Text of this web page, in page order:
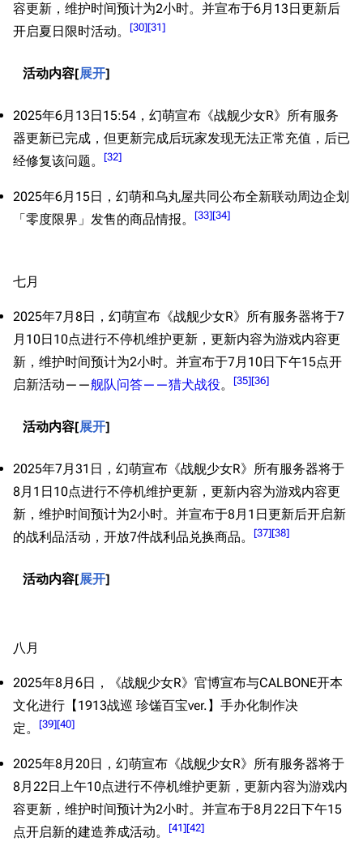
容更新，维护时间预计为2小时。并宣布于6月13日更新后
开启夏日限时活动。
[30][31]
展开
活动内容
2025年6月13日15:54，幻萌宣布《战舰少女R》所有服务
器更新已完成，但更新完成后玩家发现无法正常充值，后已
经修复该问题。
[32]
2025年6月15日，幻萌和乌丸屋共同公布全新联动周边企划
「零度限界」发售的商品情报。
[33][34]
七月
2025年7月8日，幻萌宣布《战舰少女R》所有服务器将于7
月10日10点进行不停机维护更新，更新内容为游戏内容更
新，维护时间预计为2小时。并宣布于7月10日下午15点开
启新活动——舰队问答——猎犬战役。 [35][36]
展开
活动内容
2025年7月31日，幻萌宣布《战舰少女R》所有服务器将于
8月1日10点进行不停机维护更新，更新内容为游戏内容更
新，维护时间预计为2小时。并宣布于8月1日更新后开启新
的战利品活动，开放7件战利品兑换商品。
[37][38]
展开
活动内容
八月
2025年8月6日，《战舰少女R》官博宣布与CALBONE开本
文化进行【1913战巡 珍馐百宝ver.】手办化制作决
定。
[39][40]
2025年8月20日，幻萌宣布《战舰少女R》所有服务器将于
8月22日上午10点进行不停机维护更新，更新内容为游戏内
容更新，维护时间预计为2小时。并宣布于8月22日下午15
点开启新的建造养成活动。
[41][42]